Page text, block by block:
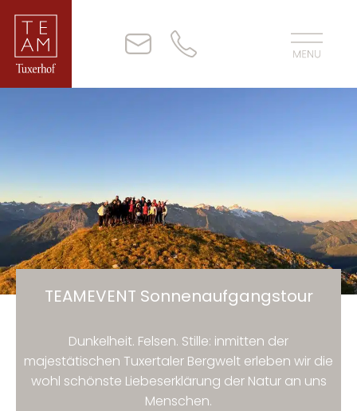
TEAMEVENT Sonnenaufgangstour
Dunkelheit. Felsen. Stille: inmitten der
majestätischen Tuxertaler Bergwelt erleben wir die
wohl schönste Liebeserklärung der Natur an uns
Menschen.